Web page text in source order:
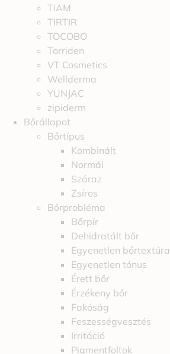
TIAM
TIRTIR
TOCOBO
Torriden
VT Cosmetics
Wellderma
YUNJAC
zipiderm
Bőrállapot
Bőrtípus
Kombinált
Normál
Száraz
Zsíros
Bőrprobléma
Bőrpír
Dehidratált bőr
Egyenetlen bőrtextúra
Egyenetlen tónus
Érett bőr
Érzékeny bőr
Fakóság
Feszességvesztés
Irritáció
Pigmentfoltok